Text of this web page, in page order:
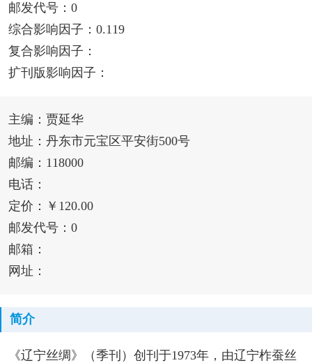
邮发代号：0
综合影响因子：0.119
复合影响因子：
扩刊版影响因子：
主编：贾延华
地址：丹东市元宝区平安街500号
邮编：118000
电话：
定价：￥120.00
邮发代号：0
邮箱：
网址：
简介
《辽宁丝绸》（季刊）创刊于1973年，由辽宁柞蚕丝